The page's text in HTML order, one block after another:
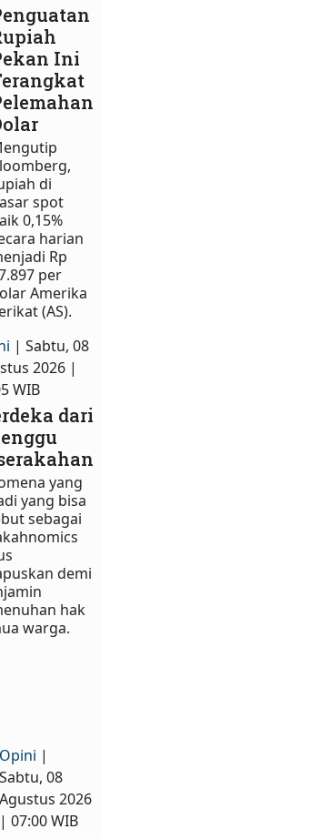
Ini
di
spot
0,15%
harian
Rp
per
Amerika
(AS).
| Sabtu, 08
2026 |
WIB
dari
yang
yang bisa
sebagai
demi
hak
warga.​
Opini |
Sabtu, 08
Agustus 2026
| 07:00 WIB